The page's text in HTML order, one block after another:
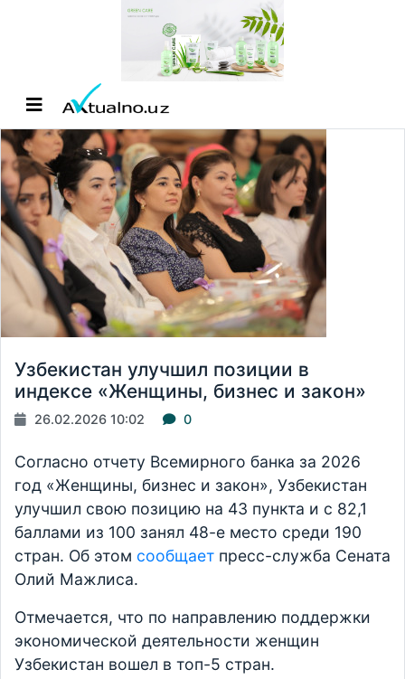
Узбекистан улучшил позиции в
индексе «Женщины, бизнес и закон»
26.02.2026 10:02 0
Согласно отчету Всемирного банка за 2026
год «Женщины, бизнес и закон», Узбекистан
улучшил свою позицию на 43 пункта и с 82,1
баллами из 100 занял 48-е место среди 190
стран. Об этом сообщает пресс-служба Сената
Олий Мажлиса.
Отмечается, что по направлению поддержки
экономической деятельности женщин
Узбекистан вошел в топ-5 стран.